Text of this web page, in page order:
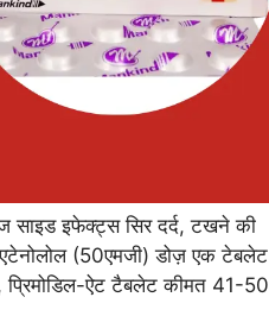
साइड इफेक्ट्स सिर दर्द, टखने की
(50एमजी) डोज़ एक टेबलेट
प्रिमोडिल-ऐट टैबलेट कीमत 41-50